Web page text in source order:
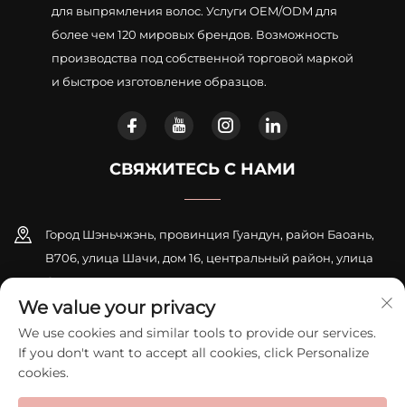
для выпрямления волос. Услуги OEM/ODM для
более чем 120 мировых брендов. Возможность
производства под собственной торговой маркой
и быстрое изготовление образцов.
СВЯЖИТЕСЬ С НАМИ
Город Шэньчжэнь, провинция Гуандун, район Баоань,
B706, улица Шачи, дом 16, центральный район, улица
Синьцяо
+86-18948311339
[email protected]
We value your privacy
We use cookies and similar tools to provide our services.
If you don't want to accept all cookies, click Personalize
cookies.